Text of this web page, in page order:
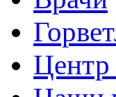
Центр